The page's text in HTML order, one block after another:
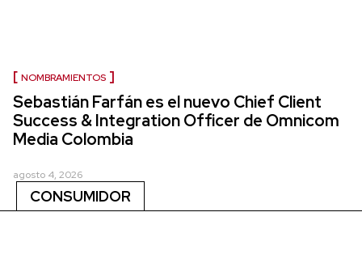
NOMBRAMIENTOS
Sebastián Farfán es el nuevo Chief Client
Success & Integration Officer de Omnicom
Media Colombia
agosto 4, 2026
CONSUMIDOR